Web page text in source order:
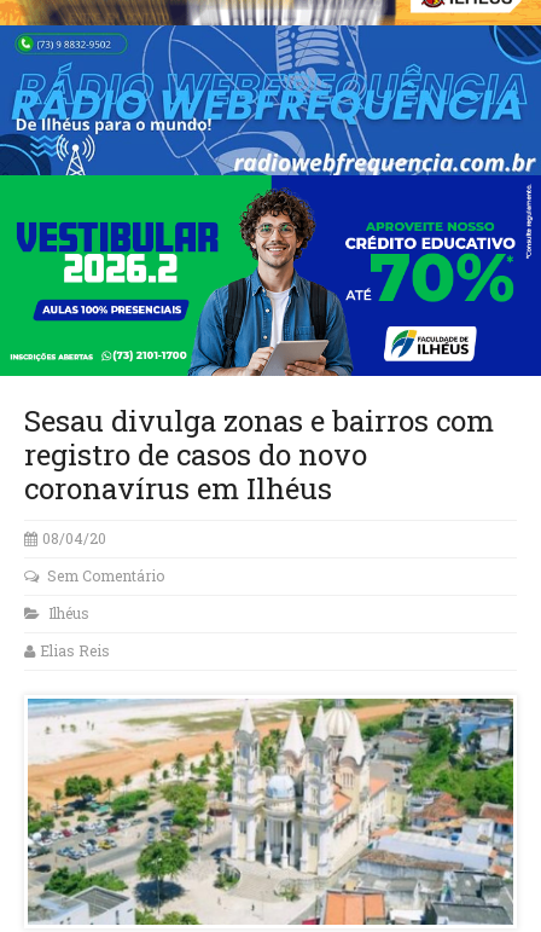
Sesau divulga zonas e bairros com
registro de casos do novo
coronavírus em Ilhéus
08/04/20
Sem Comentário
Ilhéus
Elias Reis